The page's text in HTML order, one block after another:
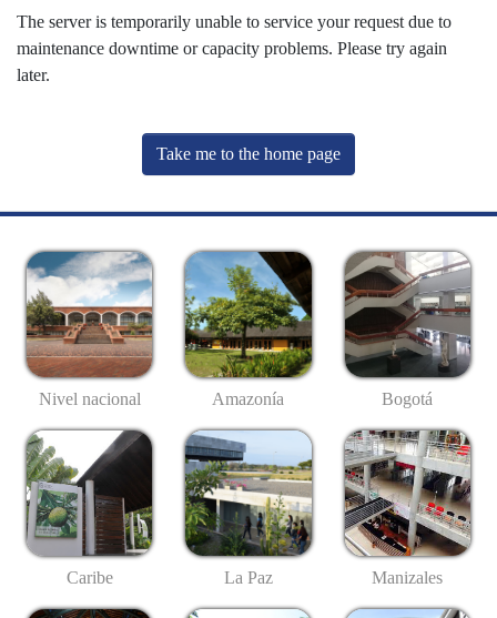
The server is temporarily unable to service your request due to
maintenance downtime or capacity problems. Please try again
later.
Take me to the home page
Nivel nacional Amazonía Bogotá
Caribe La Paz Manizales